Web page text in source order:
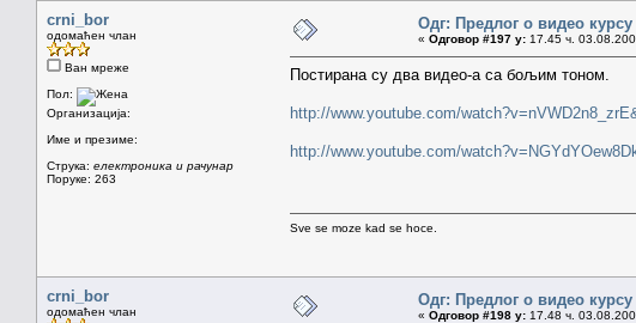
crni_bor
одомаћен члан
Ван мреже
Пол:
Организација:
Име и презиме:
Струка: електроника и рачунар
Поруке: 263
Одг: Предлог о видео курсу
« Одговор #197 у: 17.45 ч.
Постирана су два видео-а са бољим тоном.
http://www.youtube.com/
http://www.youtube.com/
Sve se moze kad se hoce.
crni_bor
одомаћен члан
Одг: Предлог о видео курсу
« Одговор #198 у: 17.48 ч.